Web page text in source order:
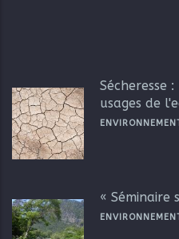
Sécheresse
usages de
« Séminaire